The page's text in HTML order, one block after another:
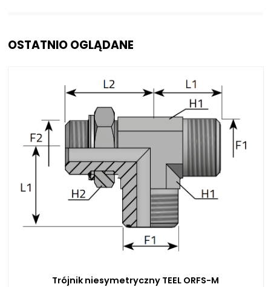
OSTATNIO OGLĄDANE
Trójnik niesymetryczny TEEL ORFS-M